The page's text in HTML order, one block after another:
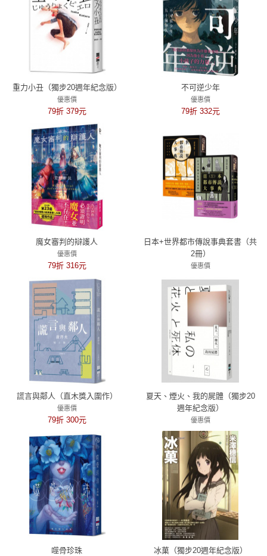
重力小丑（獨步20週年紀念版）
優惠價
79折 379元
不可逆少年
優惠價
79折 332元
魔女審判的辯護人
優惠價
79折 316元
日本+世界都市傳說事典套書（共
2冊）
優惠價
75折 749元
謊言與鄰人（直木獎入圍作）
優惠價
79折 300元
夏天、煙火、我的屍體（獨步20
週年紀念版）
優惠價
79折 237元
噬骨珍珠 冰菓（獨步20週年紀念版）